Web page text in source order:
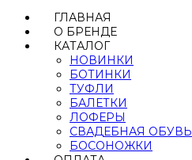
ГЛАВНАЯ
О БРЕНДЕ
КАТАЛОГ
НОВИНКИ
БОТИНКИ
ТУФЛИ
БАЛЕТКИ
ЛОФЕРЫ
СВАДЕБНАЯ ОБУВЬ
БОСОНОЖКИ